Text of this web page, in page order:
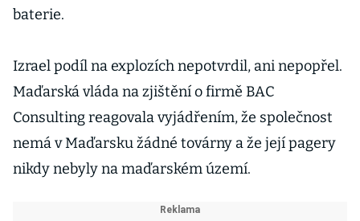
baterie.
Izrael podíl na explozích nepotvrdil, ani nepopřel.
Maďarská vláda na zjištění o firmě BAC
Consulting reagovala vyjádřením, že společnost
nemá v Maďarsku žádné továrny a že její pagery
nikdy nebyly na maďarském území.